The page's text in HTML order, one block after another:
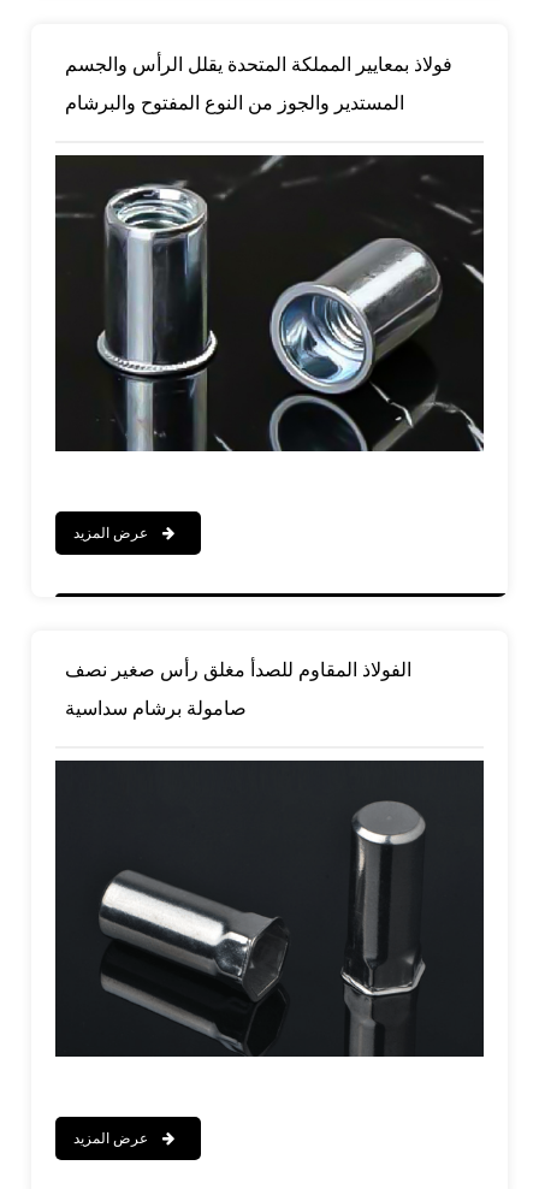
فولاذ بمعايير المملكة المتحدة يقلل الرأس والجسم
المستدير والجوز من النوع المفتوح والبرشام
الفولاذ المقاوم للصدأ مغلق رأس صغير نصف
صامولة برشام سداسية